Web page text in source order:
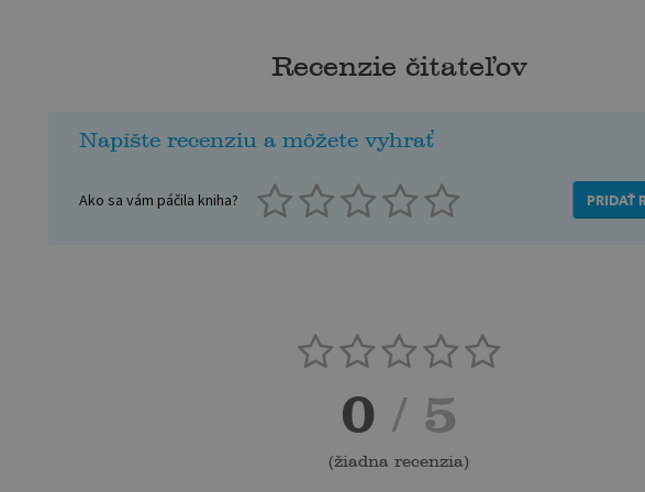
Recenzie čitateľov
Napíšte recenziu a môžete vyhrať
Ako sa vám páčila kniha? PRIDAŤ
0 / 5
(žiadna recenzia)